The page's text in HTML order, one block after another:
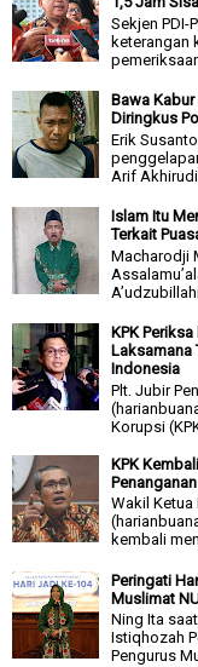
Sekjen PDI-
keterangan
Bawa
Diringkus
Erik
Arif
Islam Itu
Terkait
Macharodji
KPK
Laksamana
Indonesia
Plt. Jubir
Korupsi
KPK
Wakil Ketua
kembali
Peringati
Muslimat
Ning Ita
Istiqhozah
Pengurus